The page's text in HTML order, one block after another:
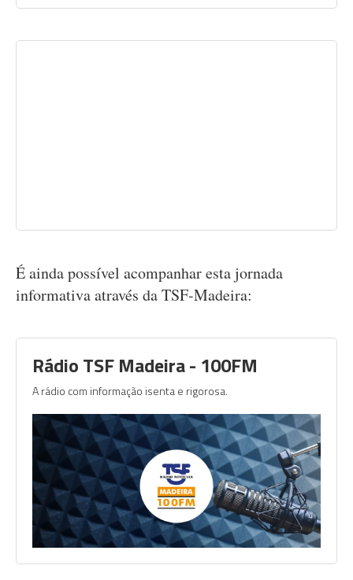
É ainda possível acompanhar esta jornada
informativa através da TSF-Madeira:
Rádio TSF Madeira - 100FM
A rádio com informação isenta e rigorosa.